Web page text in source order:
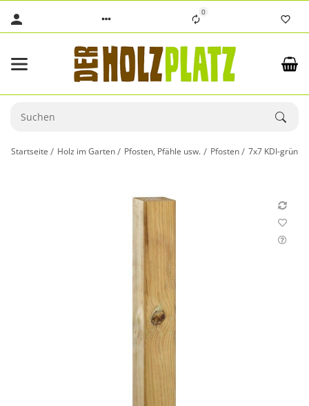
0
Startseite Holz im Garten Pfosten, Pfähle usw. Pfosten 7x7 KDI-grün